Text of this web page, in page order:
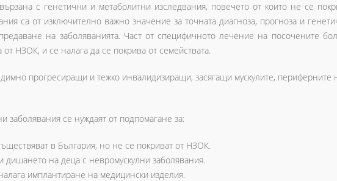
с генетични и метаболитни изследвания, повечето от които не се
са от изключително важно значение за точната диагноза, прогноза и
на заболяванията. Част от специфичното лечение на посочените
НЗОК, и се налага да се покрива от семействата.
прогресиращи и тежко инвалидизиращи, засягащи мускулите, периферните
се нуждаят от подпомагане за:
в България, но не се покриват от НЗОК.
на деца с невромускулни заболявания.
имплантиране на медицински изделия.